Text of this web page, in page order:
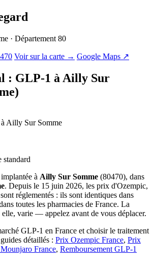
· Département 80
Voir sur la carte → Google Maps ↗
: GLP-1 à Ailly Sur
à Ailly Sur Somme
standard
à Ailly Sur Somme (80470), dans
. Depuis le 15 juin 2026, les prix d'Ozempic,
réglementés : ils sont identiques dans
toutes les pharmacies de France. La
varie — appelez avant de vous déplacer.
GLP-1 en France et choisir le traitement
détaillés : Prix Ozempic France, Prix
France, Remboursement GLP-1